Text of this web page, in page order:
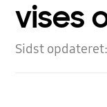
vises
Sidst